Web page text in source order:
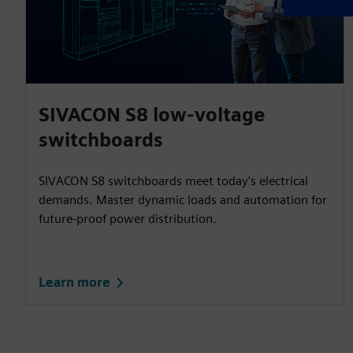
SIVACON S8 low-voltage
switchboards
SIVACON S8 switchboards meet today's electrical
demands. Master dynamic loads and automation for
future-proof power distribution.
Learn more